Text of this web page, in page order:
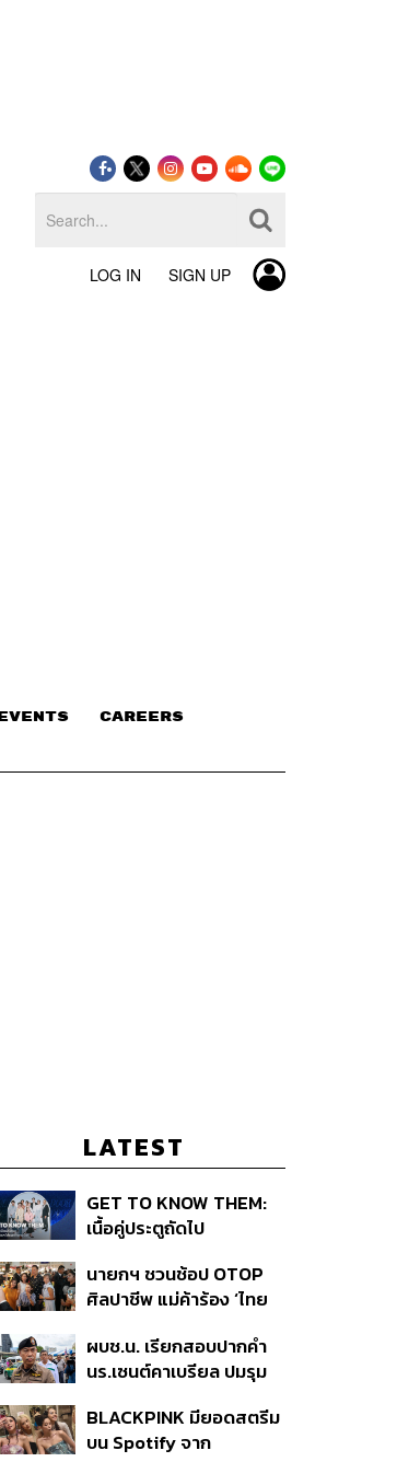
LOG IN SIGN UP
EVENTS CAREERS
LATEST
GET TO KNOW THEM:
เนื้อคู่ประตูถัดไป
นายกฯ ชวนช้อป OTOP
ศิลปาชีพ แม่ค้าร้อง ‘ไทย
ถามมีต่อไหม นายกฯ ตอบ
‘เดี๋ยวจะพยายาม’
ผบช.น. เรียกสอบปากคำ
นร.เซนต์คาเบรียล ปมรุม
ดำเนินคดีแล้ว
BLACKPINK มียอดสตรีม
บน Spotify จาก